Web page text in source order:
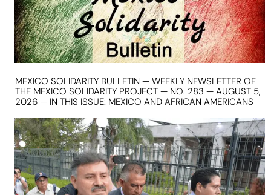
MEXICO SOLIDARITY BULLETIN — WEEKLY NEWSLETTER OF
THE MEXICO SOLIDARITY PROJECT — NO. 283 — AUGUST 5,
2026 — IN THIS ISSUE: MEXICO AND AFRICAN AMERICANS